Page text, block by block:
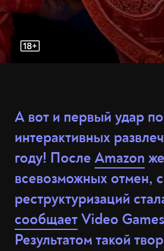
А вот и первый удар
интерактивных
году! После Amazon
всевозможных отмен,
реструктуризаций
сообщаетVideo
Результатом такой